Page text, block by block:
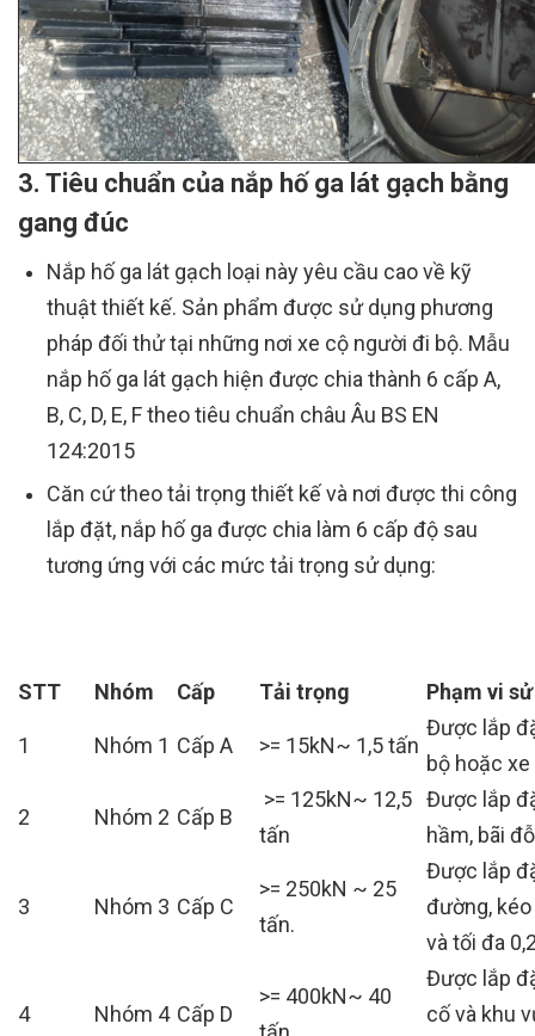
3. Tiêu chuẩn của nắp hố ga lát gạch bằng
gang đúc
Nắp hố ga lát gạch loại này yêu cầu cao về kỹ
thuật thiết kế. Sản phẩm được sử dụng phương
pháp đối thử tại những nơi xe cộ người đi bộ. Mẫu
nắp hố ga lát gạch hiện được chia thành 6 cấp A,
B, C, D, E, F theo tiêu chuẩn châu Âu BS EN
124:2015
Căn cứ theo tải trọng thiết kế và nơi được thi công
lắp đặt, nắp hố ga được chia làm 6 cấp độ sau
tương ứng với các mức tải trọng sử dụng:
STT Nhóm Cấp Tải trọng Phạm vi
1 Nhóm 1 Cấp A >= 15kN~ 1,5 tấn
Được lắp
bộ hoặc
2 Nhóm 2 Cấp B
>= 125kN~ 12,5
tấn
Được lắp
hầm, bãi
3 Nhóm 3 Cấp C
>= 250kN ~ 25
tấn.
Được lắp
đường,
và tối đa
4 Nhóm 4 Cấp D
>= 400kN~ 40
Được lắp
cố và khu